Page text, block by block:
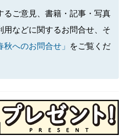
るご意見、書籍・記事・写真
用などに関するお問合せ、そ
秋へのお問合せ」
をご覧くだ